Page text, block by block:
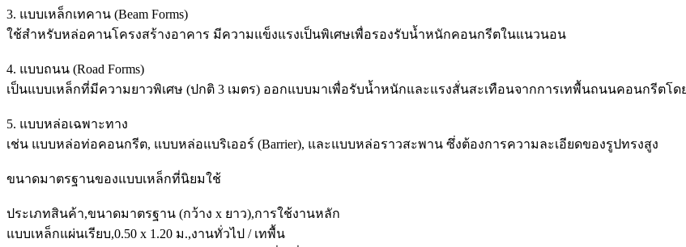
3. แบบเหล็กเทคาน (Beam Forms)
ใช้สำหรับหล่อคานโครงสร้างอาคาร มีความแข็งแรงเป็นพิเศษเพื่อรองรับน้ำหนักคอนกรีตในแนวนอน
4. แบบถนน (Road Forms)
เป็นแบบเหล็กที่มีความยาวพิเศษ (ปกติ 3 เมตร) ออกแบบมาเพื่อรับน้ำหนักและแรงสั่นสะเทือนจากการเทพื้นถนนคอนกรีตโ
5. แบบหล่อเฉพาะทาง
เช่น แบบหล่อท่อคอนกรีต, แบบหล่อแบริเออร์ (Barrier), และแบบหล่อราวสะพาน ซึ่งต้องการความละเอียดของรูปทรงสูง
ขนาดมาตรฐานของแบบเหล็กที่นิยมใช้
ประเภทสินค้า,ขนาดมาตรฐาน (กว้าง x ยาว),การใช้งานหลัก
แบบเหล็กแผ่นเรียบ,0.50 x 1.20 ม.,งานทั่วไป / เทพื้น